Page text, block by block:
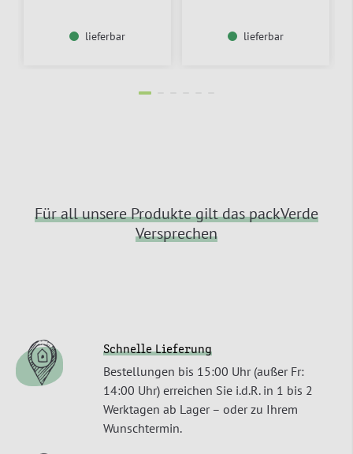
lieferbar lieferbar
Für all unsere Produkte gilt das packVerde
Versprechen
Schnelle Lieferung
Bestellungen bis 15:00 Uhr (außer Fr:
14:00 Uhr) erreichen Sie i.d.R. in 1 bis 2
Werktagen ab Lager – oder zu Ihrem
Wunschtermin.